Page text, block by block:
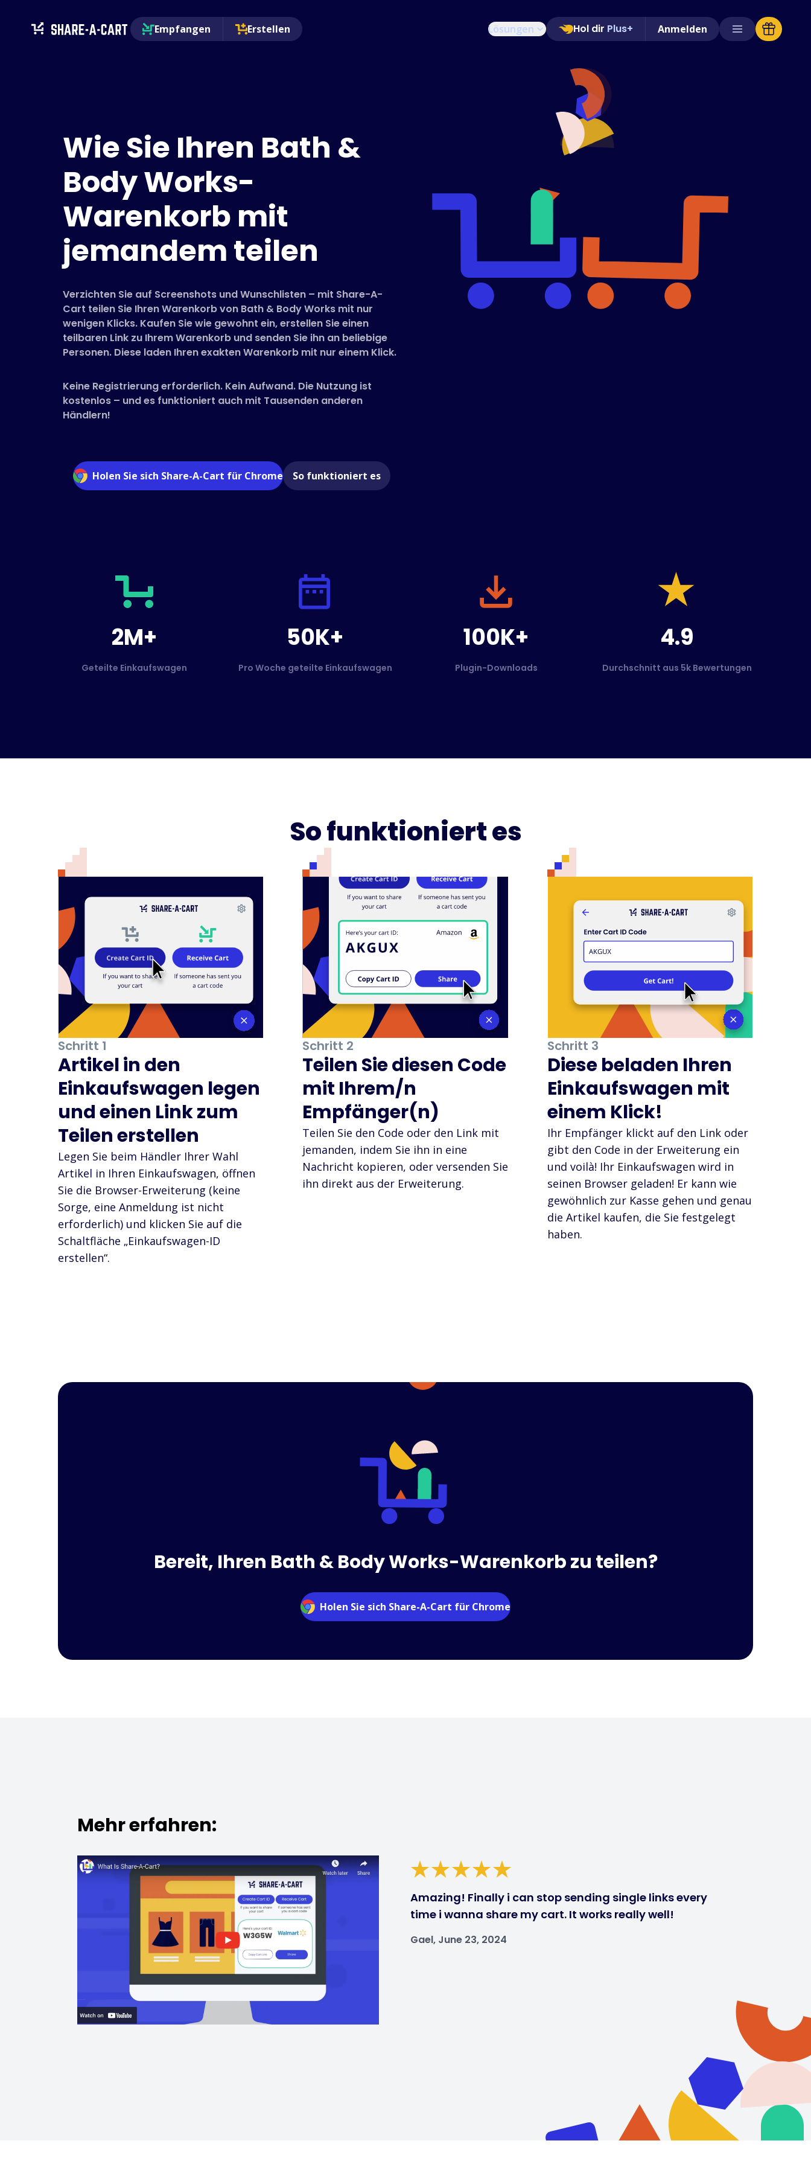
Empfangen Erstellen Lösungen Hol dir Plus+ Anmelden
Wie Sie Ihren Bath &
Body Works-
Warenkorb mit
jemandem teilen
Verzichten Sie auf Screenshots und Wunschlisten – mit Share-A-
Cart teilen Sie Ihren Warenkorb von Bath & Body Works mit nur
wenigen Klicks. Kaufen Sie wie gewohnt ein, erstellen Sie einen
teilbaren Link zu Ihrem Warenkorb und senden Sie ihn an beliebige
Personen. Diese laden Ihren exakten Warenkorb mit nur einem Klick.
Keine Registrierung erforderlich. Kein Aufwand. Die Nutzung ist
kostenlos – und es funktioniert auch mit Tausenden anderen
Händlern!
Holen Sie sich Share-A-Cart für Chrome So funktioniert es
2M+
Geteilte Einkaufswagen
50K+
Pro Woche geteilte Einkaufswagen
100K+
Plugin-Downloads
4.9
Durchschnitt aus 5k Bewertungen
So funktioniert es
Schritt 1
Artikel in den
Einkaufswagen legen
und einen Link zum
Teilen erstellen
Legen Sie beim Händler Ihrer Wahl
Artikel in Ihren Einkaufswagen, öffnen
Sie die Browser-Erweiterung (keine
Sorge, eine Anmeldung ist nicht
erforderlich) und klicken Sie auf die
Schaltfläche „Einkaufswagen-ID
erstellen“.
Schritt 2
Teilen Sie diesen Code
mit Ihrem/n
Empfänger(n)
Teilen Sie den Code oder den Link mit
jemanden, indem Sie ihn in eine
Nachricht kopieren, oder versenden Sie
ihn direkt aus der Erweiterung.
Schritt 3
Diese beladen Ihren
Einkaufswagen mit
einem Klick!
Ihr Empfänger klickt auf den Link oder
gibt den Code in der Erweiterung ein
und voilà! Ihr Einkaufswagen wird in
seinen Browser geladen! Er kann wie
gewöhnlich zur Kasse gehen und genau
die Artikel kaufen, die Sie festgelegt
haben.
Bereit, Ihren Bath & Body Works-Warenkorb zu teilen?
Holen Sie sich Share-A-Cart für Chrome
Mehr erfahren:
Amazing! Finally i can stop sending single links every
time i wanna share my cart. It works really well!
Gael, June 23, 2024